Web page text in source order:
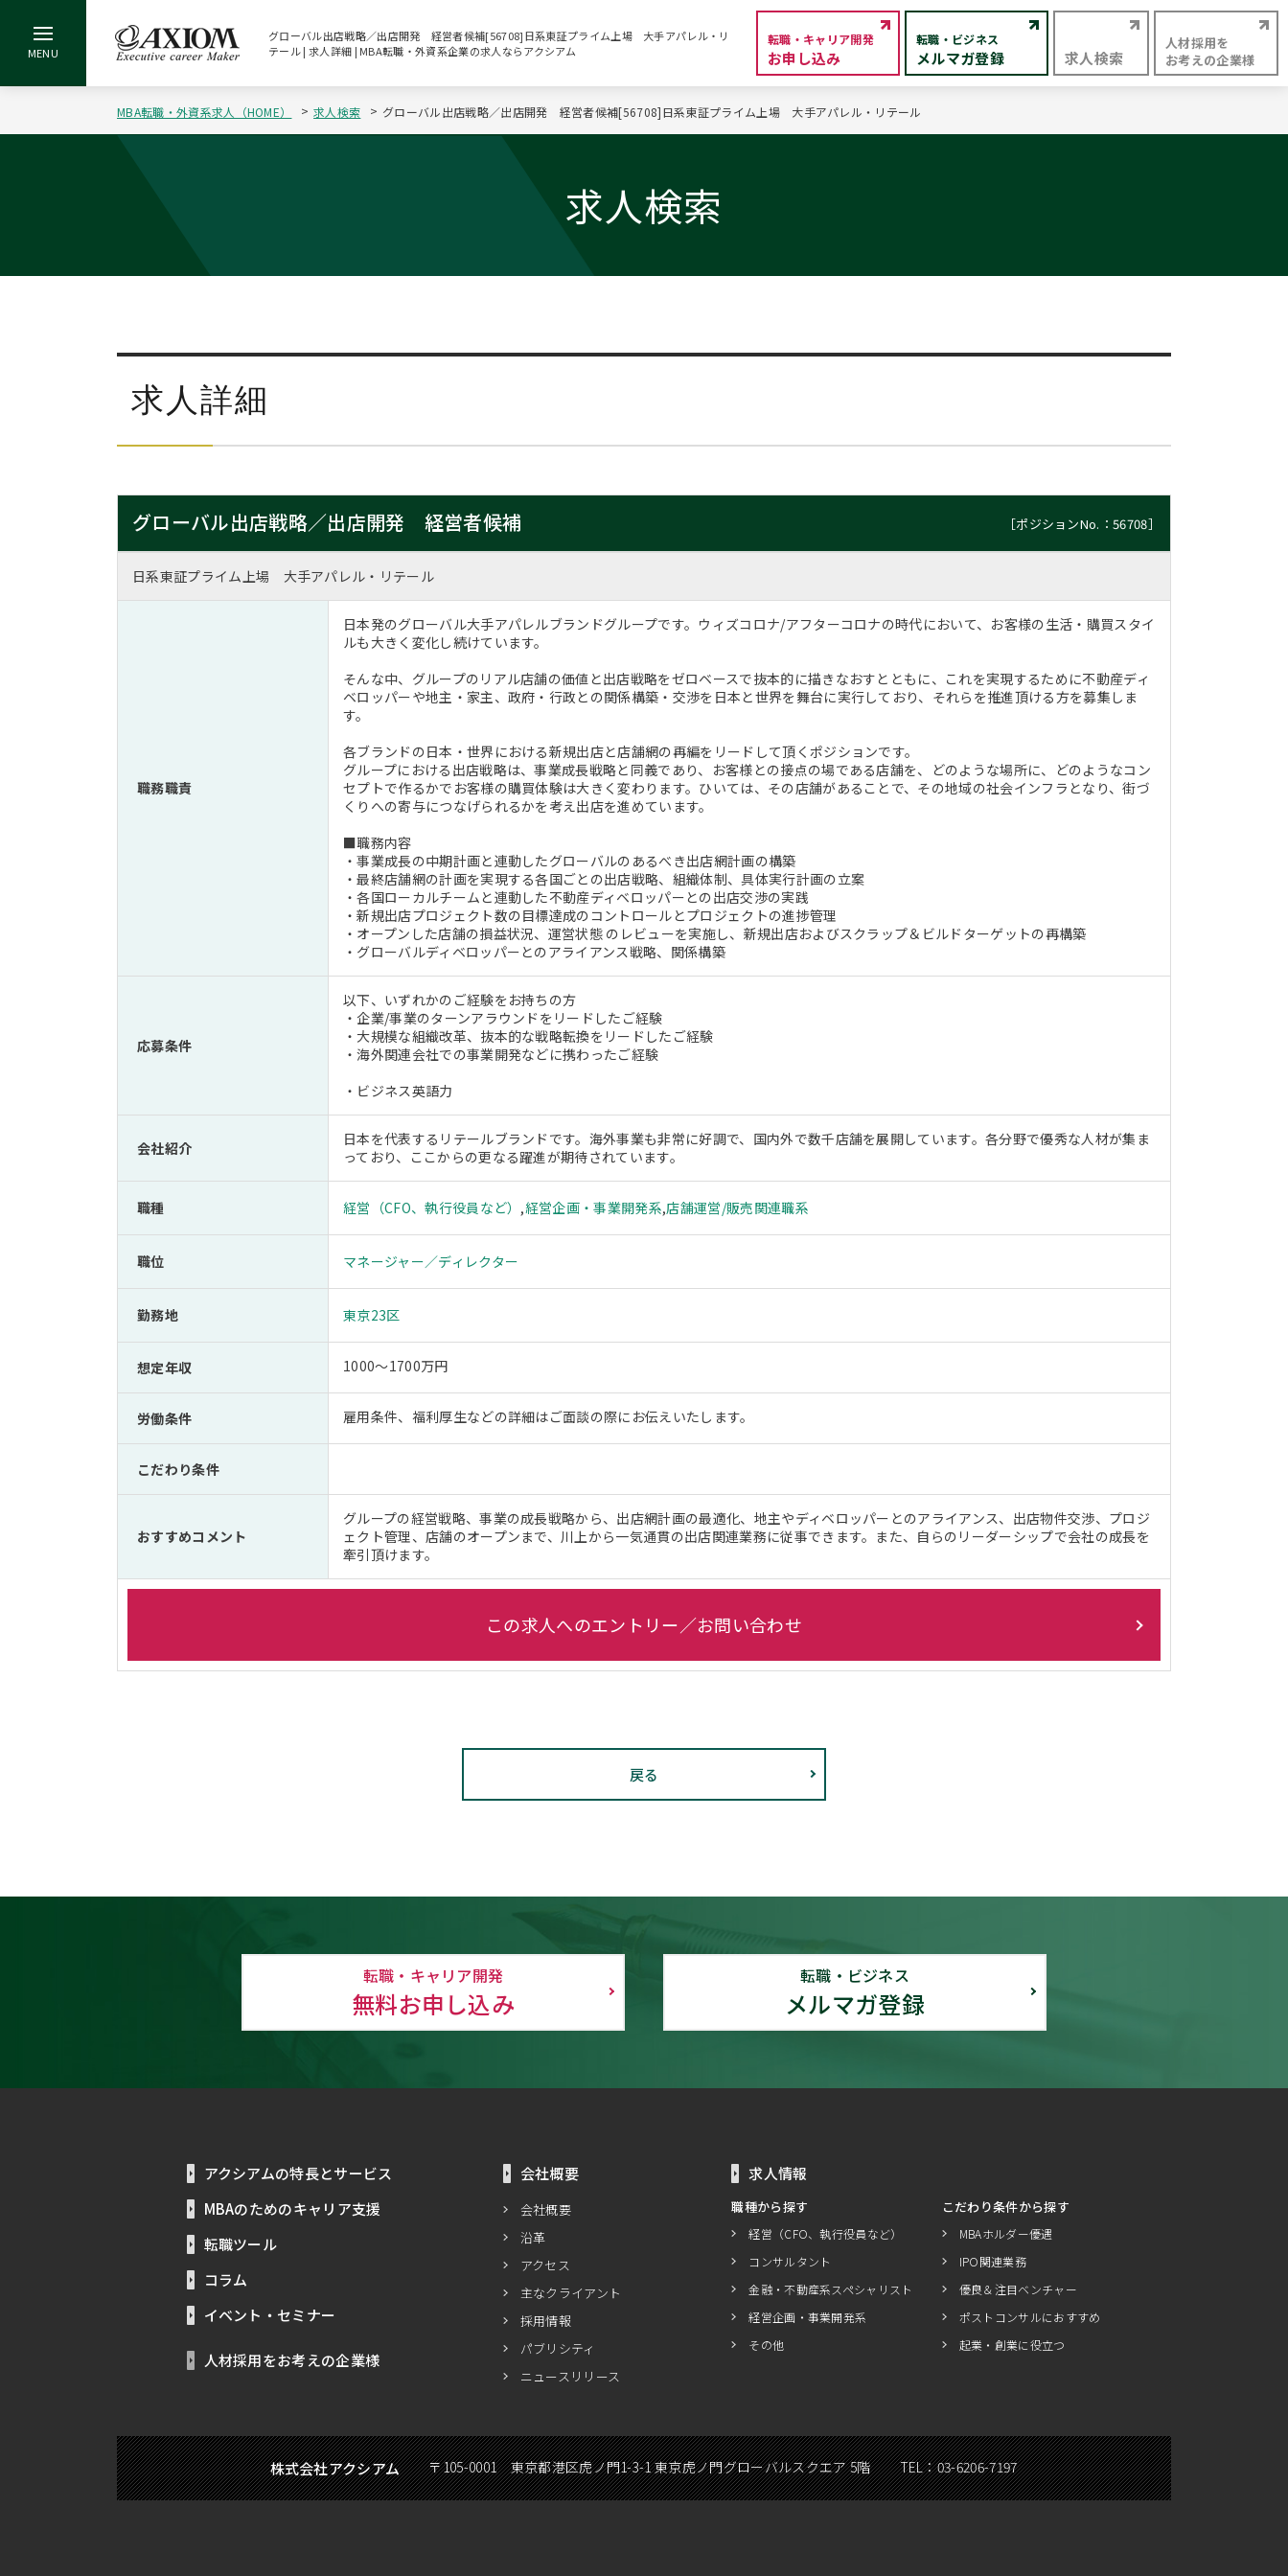
グローバル出店戦略／出店開発 経営者候補[56708]日系東証プライム上場 大手アパレル・リ
テール | 求人詳細 | MBA転職・外資系企業の求人ならアクシアム
転職・キャリア開発
お申し込み
転職・ビジネス
メルマガ登録 求人検索
人材採用を
お考えの企業様
MBA転職・外資系求人（HOME） 求人検索 グローバル出店戦略／出店開発 経営者候補[56708]日系東証プライム上場 大手アパレル・リテール
求人検索
求人詳細
グローバル出店戦略／出店開発 経営者候補 ［ポジションNo.：56708］
日系東証プライム上場 大手アパレル・リテール
職務職責
日本発のグローバル大手アパレルブランドグループです。ウィズコロナ/アフターコロナの時代において、お客様の生活・購買スタイ
ルも大きく変化し続けています。
そんな中、グループのリアル店舗の価値と出店戦略をゼロベースで抜本的に描きなおすとともに、これを実現するために不動産ディ
ベロッパーや地主・家主、政府・行政との関係構築・交渉を日本と世界を舞台に実行しており、それらを推進頂ける方を募集しま
す。
各ブランドの日本・世界における新規出店と店舗網の再編をリードして頂くポジションです。
グループにおける出店戦略は、事業成長戦略と同義であり、お客様との接点の場である店舗を、どのような場所に、どのようなコン
セプトで作るかでお客様の購買体験は大きく変わります。ひいては、その店舗があることで、その地域の社会インフラとなり、街づ
くりへの寄与につなげられるかを考え出店を進めています。
■職務内容
・事業成長の中期計画と連動したグローバルのあるべき出店網計画の構築
・最終店舗網の計画を実現する各国ごとの出店戦略、組織体制、具体実行計画の立案
・各国ローカルチームと連動した不動産ディベロッパーとの出店交渉の実践
・新規出店プロジェクト数の目標達成のコントロールとプロジェクトの進捗管理
・オープンした店舗の損益状況、運営状態 のレビューを実施し、新規出店およびスクラップ＆ビルドターゲットの再構築
・グローバルディベロッパーとのアライアンス戦略、関係構築
応募条件
以下、いずれかのご経験をお持ちの方
・企業/事業のターンアラウンドをリードしたご経験
・大規模な組織改革、抜本的な戦略転換をリードしたご経験
・海外関連会社での事業開発などに携わったご経験
・ビジネス英語力
会社紹介
日本を代表するリテールブランドです。海外事業も非常に好調で、国内外で数千店舗を展開しています。各分野で優秀な人材が集ま
っており、ここからの更なる躍進が期待されています。
職種 経営（CFO、執行役員など） ,経営企画・事業開発系,店舗運営/販売関連職系
職位 マネージャー／ディレクター
勤務地 東京23区
想定年収 1000～1700万円
労働条件 雇用条件、福利厚生などの詳細はご面談の際にお伝えいたします。
こだわり条件
おすすめコメント
グループの経営戦略、事業の成長戦略から、出店網計画の最適化、地主やディベロッパーとのアライアンス、出店物件交渉、プロジ
ェクト管理、店舗のオープンまで、川上から一気通貫の出店関連業務に従事できます。また、自らのリーダーシップで会社の成長を
牽引頂けます。
この求人へのエントリー／お問い合わせ
戻る
転職・キャリア開発
無料お申し込み
転職・ビジネス
メルマガ登録
アクシアムの特長とサービス
MBAのためのキャリア支援
転職ツール
コラム
イベント・セミナー
人材採用をお考えの企業様
会社概要
会社概要
沿革
アクセス
主なクライアント
採用情報
パブリシティ
ニュースリリース
求人情報
職種から探す
経営（CFO、執行役員など）
コンサルタント
金融・不動産系スペシャリスト
経営企画・事業開発系
その他
こだわり条件から探す
MBAホルダー優遇
IPO関連業務
優良＆注目ベンチャー
ポストコンサルにおすすめ
起業・創業に役立つ
株式会社アクシアム 〒105-0001 東京都港区虎ノ門1-3-1 東京虎ノ門グローバルスクエア 5階 TEL：03-6206-7197